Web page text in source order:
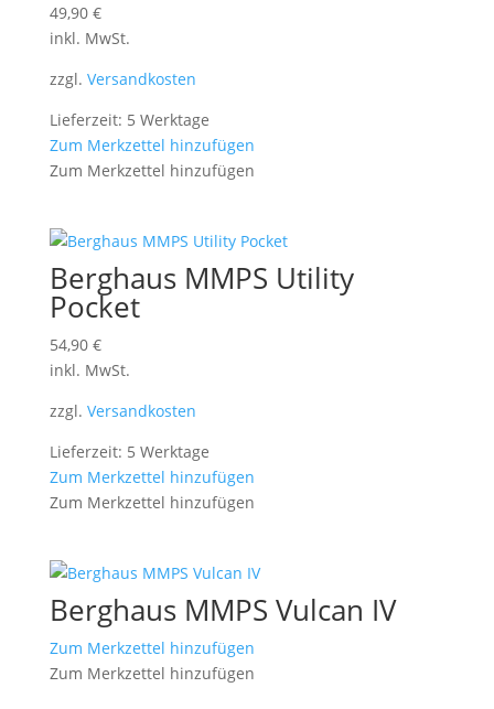
49,90 €
inkl. MwSt.
zzgl. Versandkosten
Lieferzeit: 5 Werktage
Zum Merkzettel hinzufügen
Zum Merkzettel hinzufügen
Berghaus MMPS Utility
Pocket
54,90 €
inkl. MwSt.
zzgl. Versandkosten
Lieferzeit: 5 Werktage
Zum Merkzettel hinzufügen
Zum Merkzettel hinzufügen
Berghaus MMPS Vulcan IV
Zum Merkzettel hinzufügen
Zum Merkzettel hinzufügen